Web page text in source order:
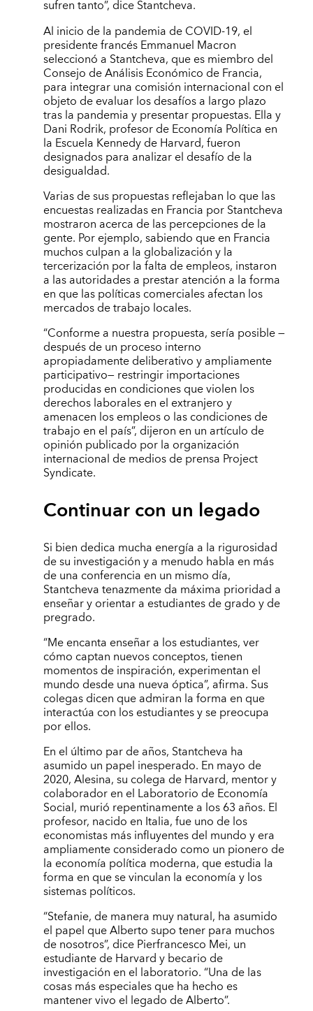
sufren tanto”, dice Stantcheva.
Al inicio de la pandemia de COVID‑19, el
presidente francés Emmanuel Macron
seleccionó a Stantcheva, que es miembro del
Consejo de Análisis Económico de Francia,
para integrar una comisión internacional con el
objeto de evaluar los desafíos a largo plazo
tras la pandemia y presentar propuestas. Ella y
Dani Rodrik, profesor de Economía Política en
la Escuela Kennedy de Harvard, fueron
designados para analizar el desafío de la
desigualdad.
Varias de sus propuestas reflejaban lo que las
encuestas realizadas en Francia por Stantcheva
mostraron acerca de las percepciones de la
gente. Por ejemplo, sabiendo que en Francia
muchos culpan a la globalización y la
tercerización por la falta de empleos, instaron
a las autoridades a prestar atención a la forma
en que las políticas comerciales afectan los
mercados de trabajo locales.
“Conforme a nuestra propuesta, sería posible —
después de un proceso interno
apropiadamente deliberativo y ampliamente
participativo— restringir importaciones
producidas en condiciones que violen los
derechos laborales en el extranjero y
amenacen los empleos o las condiciones de
trabajo en el país”, dijeron en un artículo de
opinión publicado por la organización
internacional de medios de prensa Project
Syndicate.
Continuar con un legado
Si bien dedica mucha energía a la rigurosidad
de su investigación y a menudo habla en más
de una conferencia en un mismo día,
Stantcheva tenazmente da máxima prioridad a
enseñar y orientar a estudiantes de grado y de
pregrado.
“Me encanta enseñar a los estudiantes, ver
cómo captan nuevos conceptos, tienen
momentos de inspiración, experimentan el
mundo desde una nueva óptica”, afirma. Sus
colegas dicen que admiran la forma en que
interactúa con los estudiantes y se preocupa
por ellos.
En el último par de años, Stantcheva ha
asumido un papel inesperado. En mayo de
2020, Alesina, su colega de Harvard, mentor y
colaborador en el Laboratorio de Economía
Social, murió repentinamente a los 63 años. El
profesor, nacido en Italia, fue uno de los
economistas más influyentes del mundo y era
ampliamente considerado como un pionero de
la economía política moderna, que estudia la
forma en que se vinculan la economía y los
sistemas políticos.
“Stefanie, de manera muy natural, ha asumido
el papel que Alberto supo tener para muchos
de nosotros”, dice Pierfrancesco Mei, un
estudiante de Harvard y becario de
investigación en el laboratorio. “Una de las
cosas más especiales que ha hecho es
mantener vivo el legado de Alberto”.